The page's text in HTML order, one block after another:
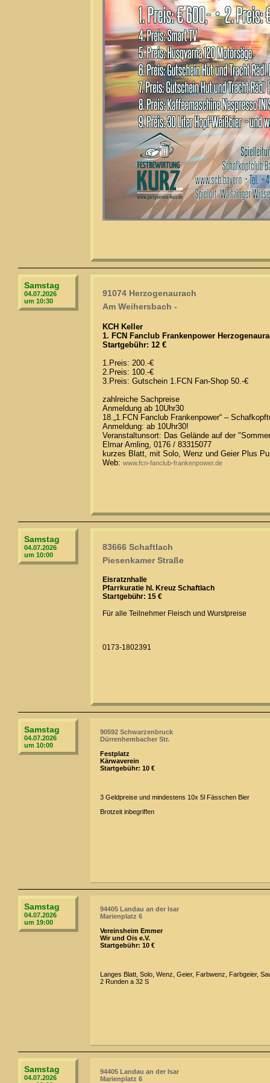
Samstag
04.07.2026
um 10:30
91074 Herzogenaurach
Am Weihersbach -
KCH Keller
1. FCN Fanclub Frankenpower
Startgebühr: 12 €
1.Preis: 200.-€
2.Preis: 100.-€
3.Preis: Gutschein 1.FCN Fan-Shop 50.-€
zahlreiche Sachpreise
Anmeldung ab 10Uhr30
18.„1.FCN Fanclub Frankenpower“ –
Anmeldung: ab 10Uhr30!
Veranstaltunsort: Das Gelände auf der
Elmar Amling, 0176 / 83315077
kurzes Blatt, mit Solo, Wenz und Geier Plus
Web: www.fcn-fanclub-frankenpower.de
Samstag
04.07.2026
um 10:00
83666 Schaftlach
Piesenkamer Straße
Eisratznhalle
Pfarrkuratie hl. Kreuz Schaftlach
Startgebühr: 15 €
Für alle Teilnehmer Fleisch und Wurstpreise
0173-1802391
Samstag
04.07.2026
um 10:00
90592 Schwarzenbruck
Dürrenhembacher Str.
Festplatz
Kärwaverein
Startgebühr: 10 €
3 Geldpreise und mindestens 10x 5l Fässchen Bier
Brotzeit inbegriffen
Samstag
04.07.2026
um 19:00
94405 Landau an der Isar
Marienplatz 6
Vereinsheim Emmer
Wir und Ois e.V.
Startgebühr: 10 €
Langes Blatt, Solo, Wenz, Geier, Farbwenz, Farbgeier,
2 Runden a 32 S
Samstag
04.07.2026
94405 Landau an der Isar
Marienplatz 6